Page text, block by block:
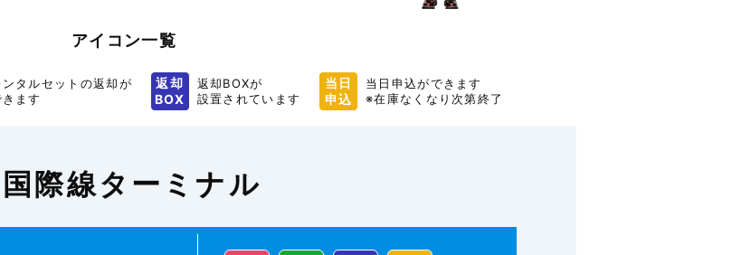
アイコン一覧
ンタルセットの返却が
ます
返却
BOX
返却BOXが
設置されています
当日
申込
当日申込ができます
※在庫なくなり次第終了
国際線ターミナル